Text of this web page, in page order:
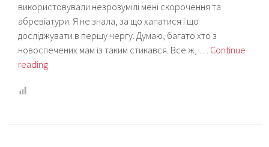
використовували незрозумілі мені скорочення та
абревіатури. Я не знала, за що хапатися і що
досліджувати в першу чергу. Думаю, багато хто з
новоспечених мам із таким стикався. Все ж, … Continue
readingЯк